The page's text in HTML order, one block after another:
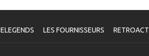
ELEGENDS LES FOURNISSEURS